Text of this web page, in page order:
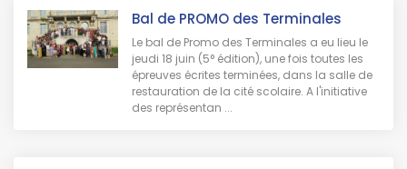
Bal de PROMO des Terminales
Le bal de Promo des Terminales a eu lieu le
jeudi 18 juin (5° édition), une fois toutes les
épreuves écrites terminées, dans la salle de
restauration de la cité scolaire. A l'initiative
des représentan ...